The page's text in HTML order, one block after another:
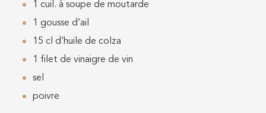
1 cuil. à soupe de moutarde
1 gousse d’ail
15 cl d’huile de colza
1 filet de vinaigre de vin
sel
poivre